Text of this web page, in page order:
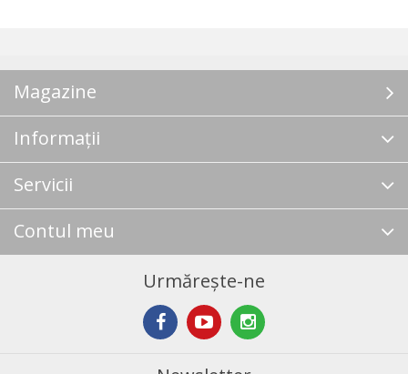
Magazine
Informații
Servicii
Contul meu
Urmărește-ne